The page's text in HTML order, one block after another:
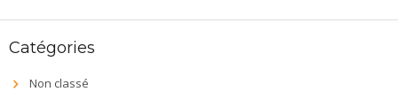
Catégories
Non classé